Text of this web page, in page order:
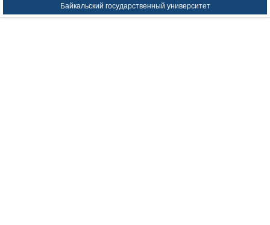
Байкальский государственный университет